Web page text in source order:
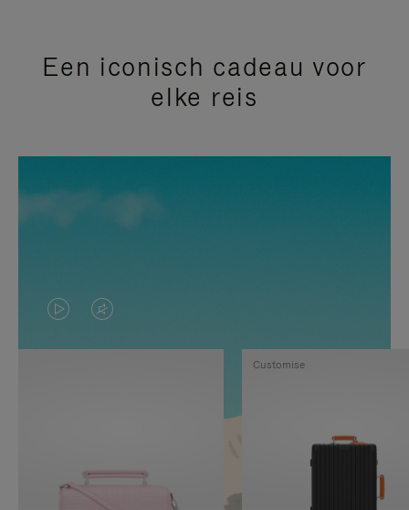
Een iconisch cadeau voor
elke reis
VIDEO
IS
GEPAUZEERD,
OP
HET
GELUID
Customise